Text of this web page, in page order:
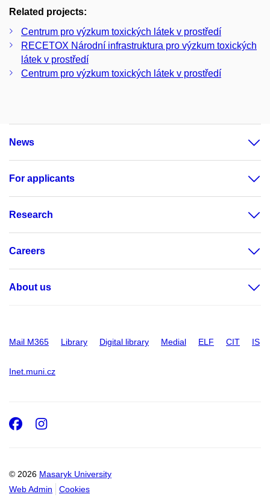
Related projects:
Centrum pro výzkum toxických látek v prostředí
RECETOX Národní infrastruktura pro výzkum toxických
látek v prostředí
Centrum pro výzkum toxických látek v prostředí
News
For applicants
Research
Careers
About us
Mail M365 Library Digital library Medial ELF CIT IS
Inet.muni.cz
© 2026 Masaryk University
Web Admin
Cookies
Facebook
Instagram